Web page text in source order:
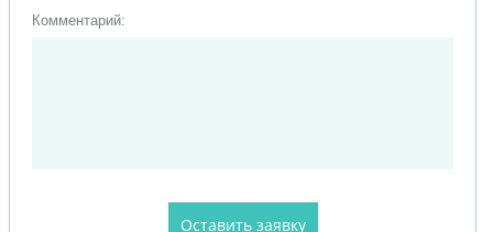
Комментарий: